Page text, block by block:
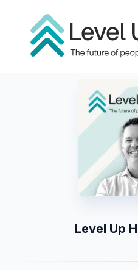
Level Up